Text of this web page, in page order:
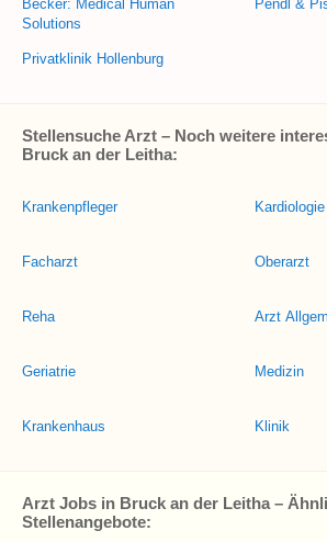
Becker: Medical Human
Solutions
Privatklinik Hollenburg
Pendl &
Stellensuche Arzt – Noch weitere
Bruck an der Leitha:
Krankenpfleger
Facharzt
Reha
Geriatrie
Krankenhaus
Kardiologie
Oberarzt
Arzt
Medizin
Klinik
Arzt Jobs in Bruck an der Leitha –
Stellenangebote: